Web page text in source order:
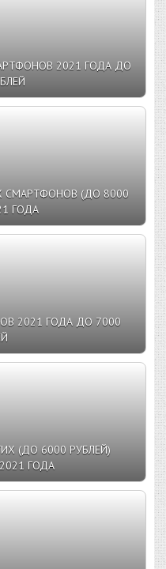
2021 ГОДА ДО
(ДО 8000
ГОДА
2021 ГОДА ДО 7000
(ДО 6000 РУБЛЕЙ)
ГОДА